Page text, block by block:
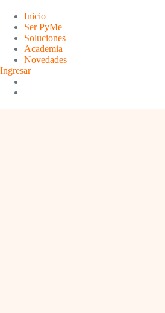
contenido
Inicio
Ser PyMe
Soluciones
Academia
Novedades
Ingresar